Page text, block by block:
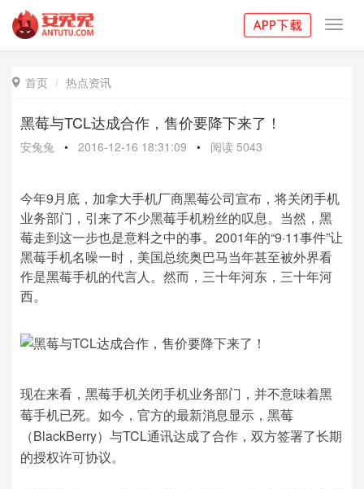
 首页 热点资讯
黑莓与TCL达成合作，售价要降下来了！
安兔兔 • 2016-12-16 18:31:09 • 阅读 5043
今年9月底，加拿大手机厂商黑莓公司宣布，将关闭手机
业务部门，引来了不少黑莓手机粉丝的叹息。当然，黑
莓走到这一步也是意料之中的事。2001年的“9·11事件”让
黑莓手机名噪一时，美国总统奥巴马当年甚至被外界看
作是黑莓手机的代言人。然而，三十年河东，三十年河
西。
现在来看，黑莓手机关闭手机业务部门，并不意味着黑
莓手机已死。如今，官方的最新消息显示，黑莓
（BlackBerry）与TCL通讯达成了合作，双方签署了长期
的授权许可协议。